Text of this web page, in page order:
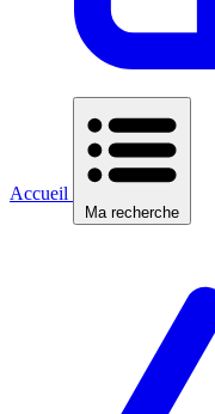
Accueil
Ma recherche